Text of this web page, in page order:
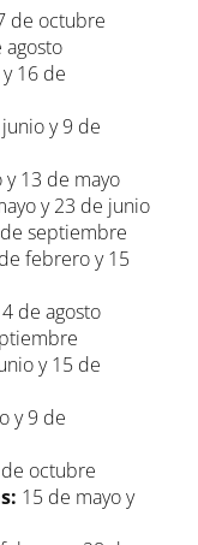
de octubre
agosto
16 de
y 9 de
13 de mayo
y 23 de junio
septiembre
febrero y 15
de agosto
y 15 de
y 9 de
octubre
15 de mayo y